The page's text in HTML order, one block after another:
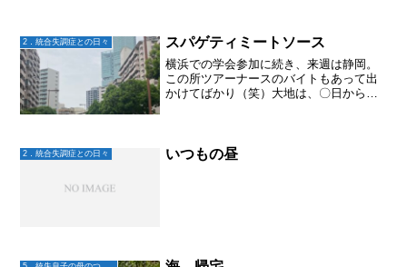
2．統合失調症との日々 スパゲティミートソース
横浜での学会参加に続き、来週は静岡。
この所ツアーナースのバイトもあって出
かけてばかり（笑）大地は、〇日から出
が！！昨日は横浜イベントで...
2．統合失調症との日々 いつもの昼